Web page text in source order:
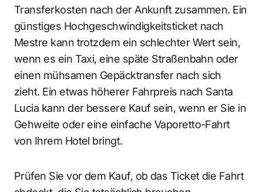
Transferkosten nach der Ankunft zusammen. Ein
günstiges Hochgeschwindigkeitsticket nach
Mestre kann trotzdem ein schlechter Wert sein,
wenn es ein Taxi, eine späte Straßenbahn oder
einen mühsamen Gepäcktransfer nach sich
zieht. Ein etwas höherer Fahrpreis nach Santa
Lucia kann der bessere Kauf sein, wenn er Sie in
Gehweite oder eine einfache Vaporetto-Fahrt
von Ihrem Hotel bringt.
Prüfen Sie vor dem Kauf, ob das Ticket die Fahrt